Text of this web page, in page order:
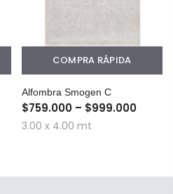
COMPRA RÁPIDA
Alfombra Smogen C
$759.000 – $999.000
3.00 x 4.00 mt